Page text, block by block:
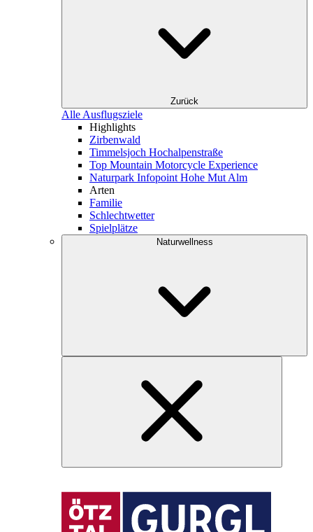
Zurück
Alle Ausflugsziele
Highlights
Zirbenwald
Timmelsjoch Hochalpenstraße
Top Mountain Motorcycle Experience
Naturpark Infopoint Hohe Mut Alm
Arten
Familie
Schlechtwetter
Spielplätze
Naturwellness